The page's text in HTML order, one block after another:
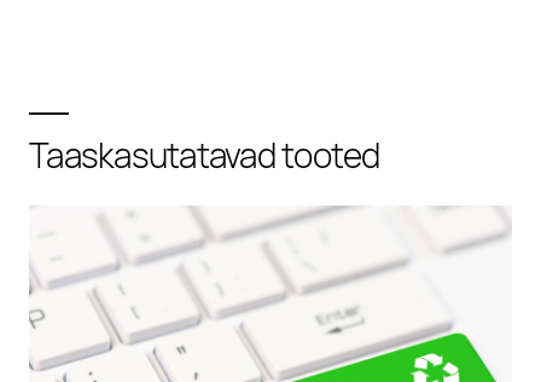
Taaskasutatavad tooted